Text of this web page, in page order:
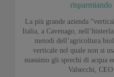
risparmiando
La più grande azienda
Italia, a Cavenago,
metodi dell’agricoltura
verticale nel quale non si
massimo gli sprechi di acqua
Valsecchi,